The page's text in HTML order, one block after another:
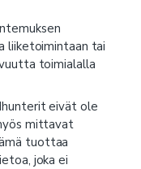
liiketoimintaan tai
toimialalla
eivät ole
mittavat
tuottaa
joka ei